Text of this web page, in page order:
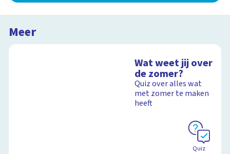
Meer
Wat weet jij over
de zomer?
Quiz over alles wat
met zomer te maken
heeft
Quiz